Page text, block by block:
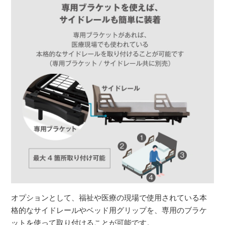
オプションとして、福祉や医療の現場で使用されている本
格的なサイドレールやベッド用グリップを、専用のブラケ
ットを使って取り付けることが可能です。